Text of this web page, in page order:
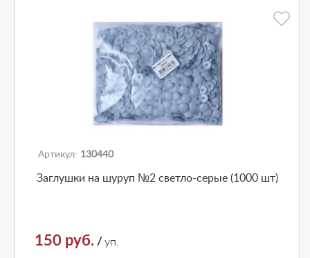
Артикул: 130440
Заглушки на шуруп №2 светло-серые (1000 шт)
150 руб. / уп.